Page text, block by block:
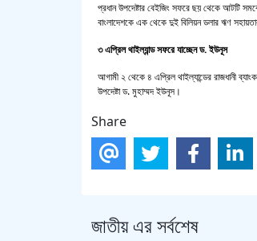
প্রধান উপদেষ্টার বেইজিং সফরে ছয় থেকে আটটি
বাংলাদেশকে এক থেকে দুই বিলিয়ন ডলার ঋণ
৩ এপ্রিল থাইল্যান্ড সফরে যাচ্ছেন ড. ইউনূস
আগামী ২ থেকে ৪ এপ্রিল থাইল্যান্ডের রাজধানী
উপদেষ্টা ড. মুহাম্মদ ইউনূস।
Share
জাতীয় এর সর্বশেষ